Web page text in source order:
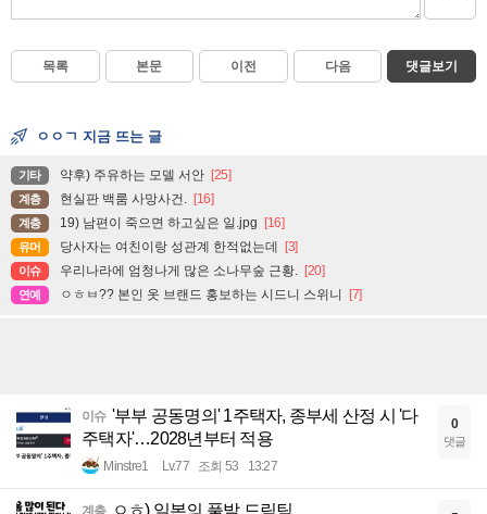
목록 본문 이전 다음 댓글보기
ㅇㅇㄱ 지금 뜨는 글
기타 약후) 주유하는 모델 서안 [25]
계층 현실판 백룸 사망사건. [16]
계층 19) 남편이 죽으면 하고싶은 일.jpg [16]
유머 당사자는 여친이랑 성관계 한적없는데 [3]
이슈 우리나라에 엄청나게 많은 소나무숲 근황. [20]
연예 ㅇㅎㅂ?? 본인 옷 브랜드 홍보하는 시드니 스위니 [7]
이슈 '부부 공동명의' 1주택자, 종부세 산정 시 '다
주택자'…2028년부터 적용
Minstre1 Lv.77 조회 53 13:27
0
댓글
계층 ㅇㅎ) 일본의 풀발 드림팀.